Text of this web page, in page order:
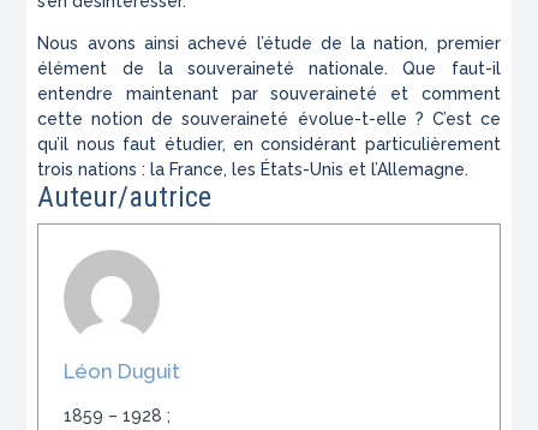
Nous avons ainsi achevé l’étude de la nation, premier
élément de la souveraineté nationale. Que faut-il
entendre maintenant par souveraineté et comment
cette notion de souveraineté évolue-t-elle ? C’est ce
qu’il nous faut étudier, en considérant particulièrement
trois nations : la France, les États-Unis et l’Allemagne.
Auteur/autrice
Léon Duguit
1859 – 1928 ;